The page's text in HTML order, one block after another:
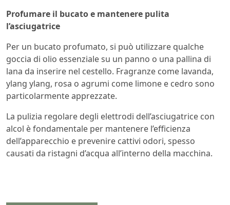
Profumare il bucato e mantenere pulita
l’asciugatrice
Per un bucato profumato, si può utilizzare qualche
goccia di olio essenziale su un panno o una pallina di
lana da inserire nel cestello. Fragranze come lavanda,
ylang ylang, rosa o agrumi come limone e cedro sono
particolarmente apprezzate.
La pulizia regolare degli elettrodi dell’asciugatrice con
alcol è fondamentale per mantenere l’efficienza
dell’apparecchio e prevenire cattivi odori, spesso
causati da ristagni d’acqua all’interno della macchina.